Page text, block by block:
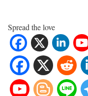
Spread the love